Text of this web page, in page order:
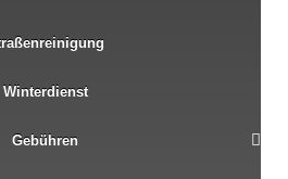
Winterdienst
Gebühren